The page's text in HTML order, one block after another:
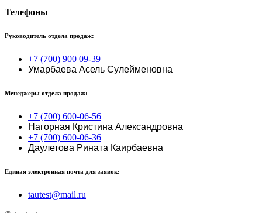
Телефоны
Руководитель отдела продаж:
+7 (700) 900 09-39
Умарбаева Асель Сулейменовна
Менеджеры отдела продаж:
+7 (700) 600-06-56
Нагорная Кристина Александровна
+7 (700) 600-06-36
Даулетова Рината Каирбаевна
Единая электронная почта для заявок:
tautest@mail.ru